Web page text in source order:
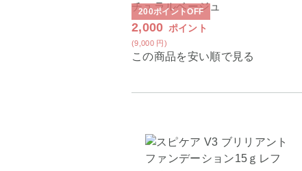
チュラルベージュ
2,000 ポイント
(9,000 円)
200ポイントOFF
この商品を安い順で見る